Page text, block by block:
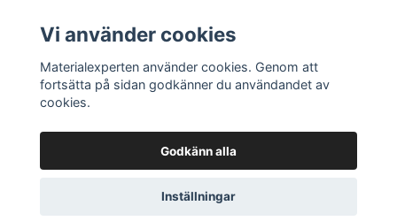
© 2026 Materialexperten
Vi använder cookies
Materialexperten använder cookies. Genom att
fortsätta på sidan godkänner du användandet av
cookies.
Godkänn alla
Inställningar